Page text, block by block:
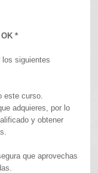
*
siguientes
este curso.
adquieres, por lo
y obtener
que aprovechas